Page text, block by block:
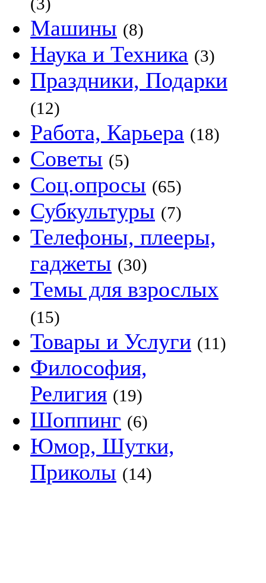
Машины (8)
Наука и Техника (3)
Праздники, Подарки
(12)
Работа, Карьера (18)
Советы (5)
Соц.опросы (65)
Субкультуры (7)
Телефоны, плееры,
гаджеты (30)
Темы для взрослых
(15)
Товары и Услуги (11)
Философия,
Религия (19)
Шоппинг (6)
Юмор, Шутки,
Приколы (14)